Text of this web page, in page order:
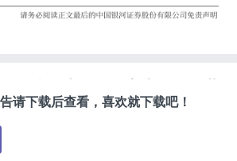
载。
请下载后查看，喜欢就下载吧！